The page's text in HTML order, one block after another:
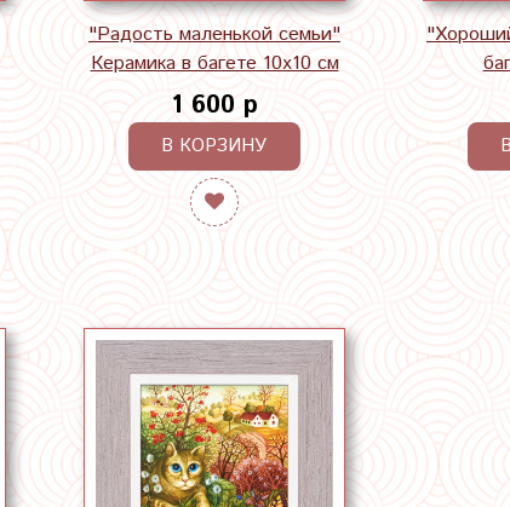
"Радость маленькой семьи"
Керамика в багете 10х10 см
1 600 р
В КОРЗИНУ